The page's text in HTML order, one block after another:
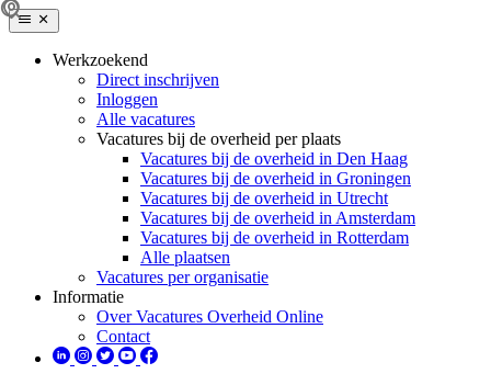
Werkzoekend
Direct inschrijven
Inloggen
Alle vacatures
Vacatures bij de overheid per plaats
Vacatures bij de overheid in Den Haag
Vacatures bij de overheid in Groningen
Vacatures bij de overheid in Utrecht
Vacatures bij de overheid in Amsterdam
Vacatures bij de overheid in Rotterdam
Alle plaatsen
Vacatures per organisatie
Informatie
Over Vacatures Overheid Online
Contact